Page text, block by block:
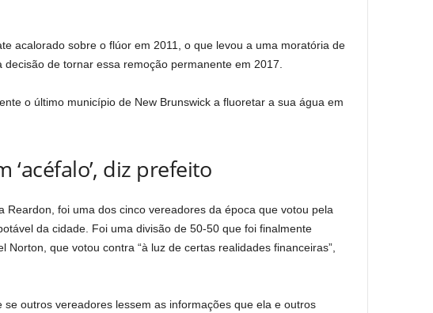
acalorado sobre o flúor em 2011, o que levou a uma moratória de
de tornar essa remoção permanente em 2017.
o último município de New Brunswick a fluoretar a sua água em
‘acéfalo’, diz prefeito
Reardon, foi uma dos cinco vereadores da época que votou pela
da cidade. Foi uma divisão de 50-50 que foi finalmente
Norton, que votou contra “à luz de certas realidades financeiras”,
se outros vereadores lessem as informações que ela e outros